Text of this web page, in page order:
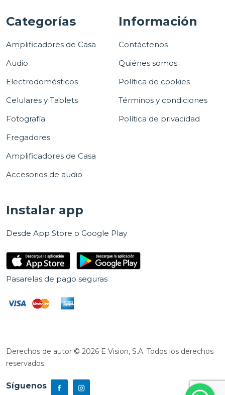
Categorías
Amplificadores de Casa
Audio
Electrodomésticos
Celulares y Tablets
Fotografía
Fregadores
Amplificadores de Casa
Accesorios de audio
Información
Contáctenos
Quiénes somos
Política de cookies
Términos y condiciones
Política de privacidad
Instalar app
Desde App Store o Google Play
Pasarelas de pago seguras
Derechos de autor © 2026 E Vision, S.A. Todos los derechos
reservados.
Síguenos